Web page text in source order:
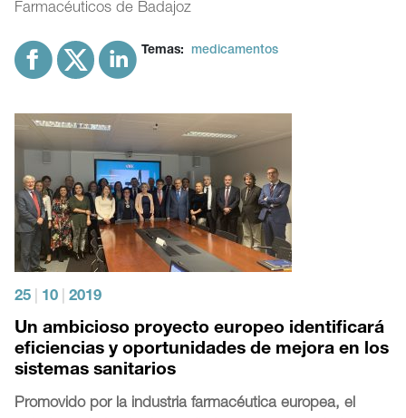
Farmacéuticos de Badajoz
Temas: medicamentos
25 10 2019
Un ambicioso proyecto europeo identificará
eficiencias y oportunidades de mejora en los
sistemas sanitarios
Promovido por la industria farmacéutica europea, el